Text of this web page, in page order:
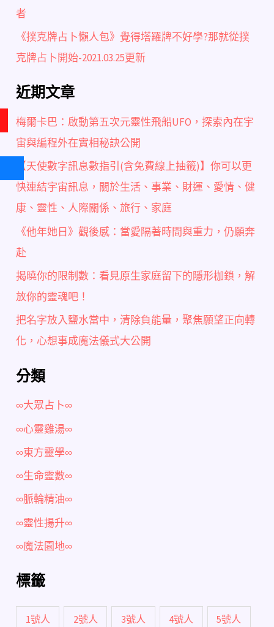
者
《撲克牌占卜懶人包》覺得塔羅牌不好學?那就從撲
克牌占卜開始-2021.03.25更新
近期文章
梅爾卡巴：啟動第五次元靈性飛船UFO，探索內在宇
宙與編程外在實相秘訣公開
【天使數字訊息數指引(含免費線上抽籤)】你可以更
快連結宇宙訊息，關於生活、事業、財運、愛情、健
康、靈性、人際關係、旅行、家庭
《他年她日》觀後感：當愛隔著時間與重力，仍願奔
赴
揭曉你的限制數：看見原生家庭留下的隱形枷鎖，解
放你的靈魂吧！
把名字放入鹽水當中，清除負能量，聚焦願望正向轉
化，心想事成魔法儀式大公開
分類
∞大眾占卜∞
∞心靈雞湯∞
∞東方靈學∞
∞生命靈數∞
∞脈輪精油∞
∞靈性揚升∞
∞魔法園地∞
標籤
1號人 2號人 3號人 4號人 5號人